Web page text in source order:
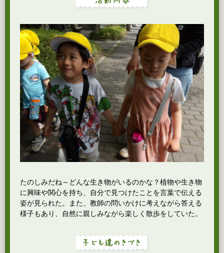
たのしみだね～どんな生き物がいるのかな？植物や生き物
に興味や関心を持ち、自分で見つけたことを言葉で伝える
姿が見られた。また、教師の問いかけに考えながら答える
様子もあり、自然に親しみながら楽しく散歩をしていた。